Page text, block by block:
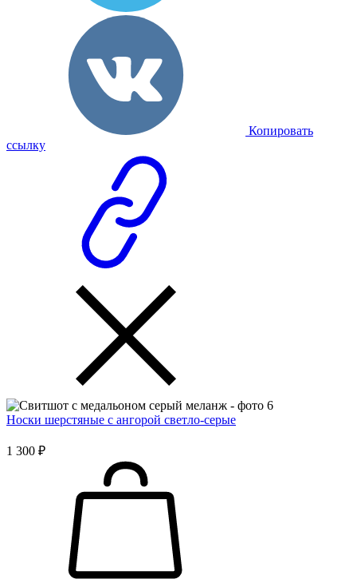
Копировать
ссылку
Носки шерстяные с ангорой светло-серые
1 300 ₽